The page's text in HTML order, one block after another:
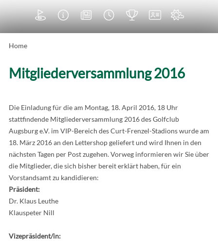
      
Home
Mitgliederversammlung 2016
Die Einladung für die am Montag, 18. April 2016, 18 Uhr
stattfindende Mitgliederversammlung 2016 des Golfclub
Augsburg e.V. im VIP-Bereich des Curt-Frenzel-Stadions wurde am
18. März 2016 an den Lettershop geliefert und wird Ihnen in den
nächsten Tagen per Post zugehen. Vorweg informieren wir Sie über
die Mitglieder, die sich bisher bereit erklärt haben, für ein
Vorstandsamt zu kandidieren:
Präsident:
Dr. Klaus Leuthe
Klauspeter Nill
Vizepräsident/in: